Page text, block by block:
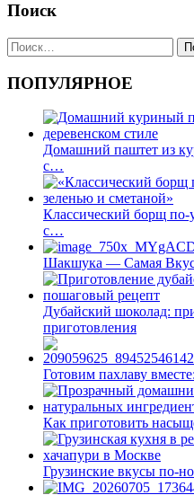
Поиск
Найти:
ПОПУЛЯРНОЕ
Домашний паштет из
с…
Классический борщ
с…
Шакшука — Самая
Дубайский шоколад:
приготовления
Готовим пахлаву
Как приготовить
Грузинские вкусы по-